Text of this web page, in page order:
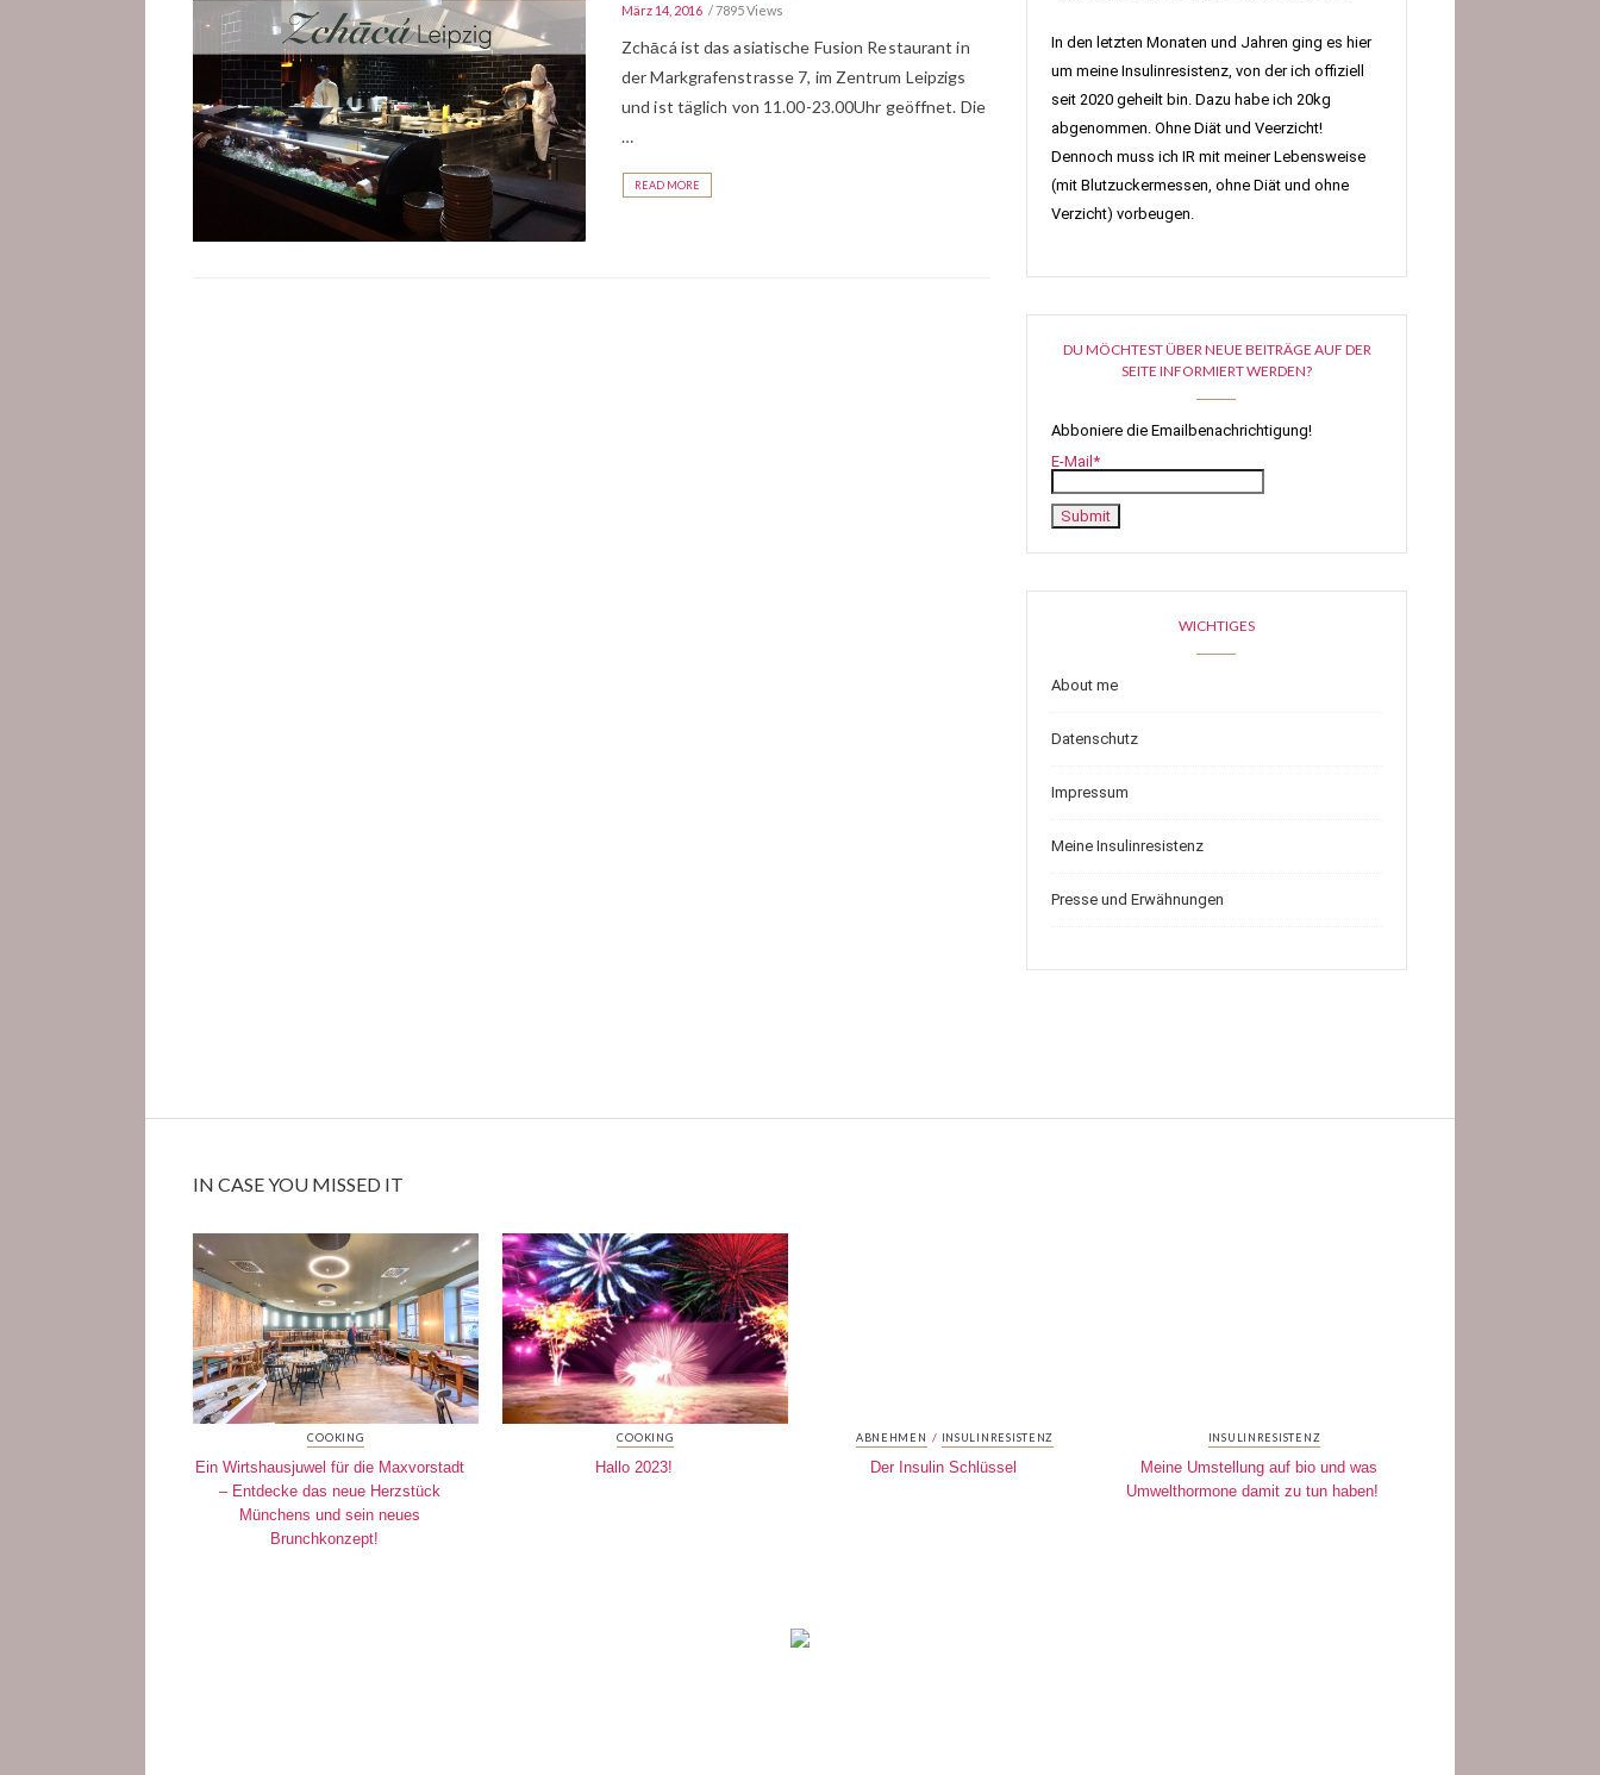
März 14, 2016 7895 Views
Zchācá ist das asiatische Fusion Restaurant in
der Markgrafenstrasse 7, im Zentrum Leipzigs
und ist täglich von 11.00-23.00Uhr geöffnet. Die
…
READ MORE
In den letzten Monaten und Jahren ging es hier
um meine Insulinresistenz, von der ich offiziell
seit 2020 geheilt bin. Dazu habe ich 20kg
abgenommen. Ohne Diät und Veerzicht!
Dennoch muss ich IR mit meiner Lebensweise
(mit Blutzuckermessen, ohne Diät und ohne
Verzicht) vorbeugen.
DU MÖCHTEST ÜBER NEUE BEITRÄGE AUF DER
SEITE INFORMIERT WERDEN?
Abboniere die Emailbenachrichtigung!
E-Mail*
WICHTIGES
About me
Datenschutz
Impressum
Meine Insulinresistenz
Presse und Erwähnungen
IN CASE YOU MISSED IT
COOKING
Ein Wirtshausjuwel für die Maxvorstadt
– Entdecke das neue Herzstück
Münchens und sein neues
Brunchkonzept!
COOKING
Hallo 2023!
ABNEHMEN / INSULINRESISTENZ
Der Insulin Schlüssel
INSULINRESISTENZ
Meine Umstellung auf bio und was
Umwelthormone damit zu tun haben!